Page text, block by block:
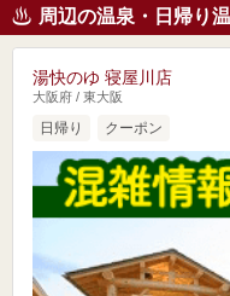
周辺の温泉・日帰り
湯快のゆ 寝屋川店
大阪府 / 東大阪
日帰り クーポン